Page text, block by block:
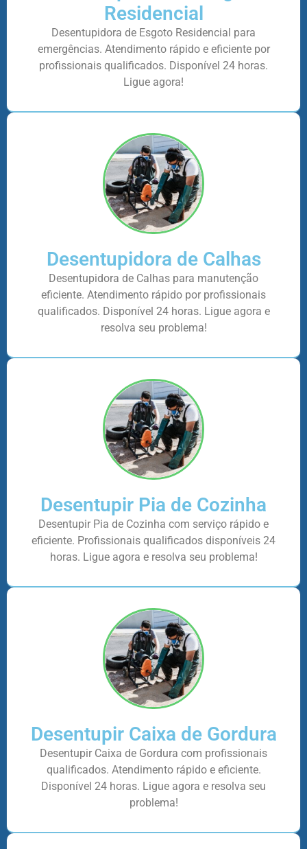
Residencial
Desentupidora de Esgoto Residencial para
emergências. Atendimento rápido e eficiente por
profissionais qualificados. Disponível 24 horas.
Ligue agora!
Desentupidora de Calhas
Desentupidora de Calhas para manutenção
eficiente. Atendimento rápido por profissionais
qualificados. Disponível 24 horas. Ligue agora e
resolva seu problema!
Desentupir Pia de Cozinha
Desentupir Pia de Cozinha com serviço rápido e
eficiente. Profissionais qualificados disponíveis 24
horas. Ligue agora e resolva seu problema!
Desentupir Caixa de Gordura
Desentupir Caixa de Gordura com profissionais
qualificados. Atendimento rápido e eficiente.
Disponível 24 horas. Ligue agora e resolva seu
problema!